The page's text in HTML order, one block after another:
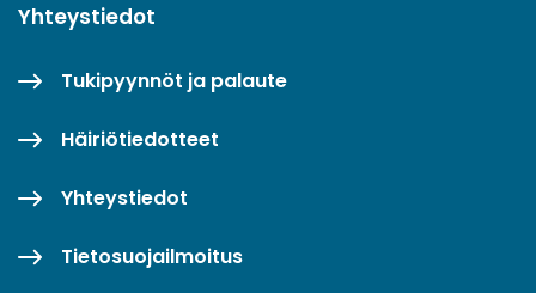
Yhteystiedot
Tukipyynnöt ja palaute
Häiriötiedotteet
Yhteystiedot
Tietosuojailmoitus